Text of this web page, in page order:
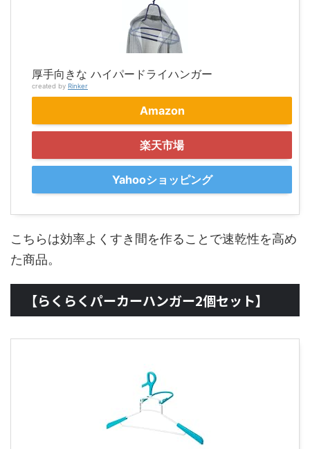
厚手向きな ハイパードライハンガー
created by Rinker
Amazon
楽天市場
Yahooショッピング
こちらは効率よくすき間を作ることで速乾性を高め
た商品。
【らくらくパーカーハンガー2個セット】